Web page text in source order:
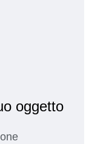
oggetto